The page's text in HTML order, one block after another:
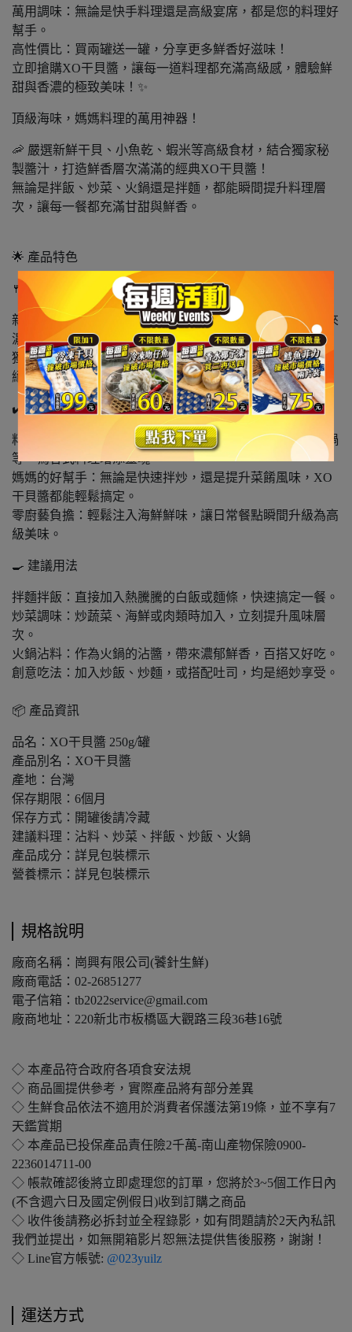
萬用調味：無論是快手料理還是高級宴席，都是您的料理好
幫手。
高性價比：買兩罐送一罐，分享更多鮮香好滋味！
立即搶購XO干貝醬，讓每一道料理都充滿高級感，體驗鮮
甜與香濃的極致美味！✨
頂級海味，媽媽料理的萬用神器！
🦐 嚴選新鮮干貝、小魚乾、蝦米等高級食材，結合獨家秘
製醬汁，打造鮮香層次滿滿的經典XO干貝醬！
無論是拌飯、炒菜、火鍋還是拌麵，都能瞬間提升料理層
次，讓每一餐都充滿甘甜與鮮香。
🌟 產品特色
🍴 頂級食材
新鮮海味：採用新鮮干貝、小魚乾、蝦米等上乘食材，帶來
濃郁的鮮甜滋味。
獨家秘製：XO醬經過細心調製，香氣濃郁，鮮香與甘甜的
絕佳平衡，讓味道更有深度與層次感。
✔️ 萬用料理
料理增味神器：開罐即食，可用於拌飯、拌麵、炒菜、火鍋
等，為各式料理增添靈魂。
媽媽的好幫手：無論是快速拌炒，還是提升菜餚風味，XO
干貝醬都能輕鬆搞定。
零廚藝負擔：輕鬆注入海鮮鮮味，讓日常餐點瞬間升級為高
級美味。
🍳 建議用法
拌麵拌飯：直接加入熱騰騰的白飯或麵條，快速搞定一餐。
炒菜調味：炒蔬菜、海鮮或肉類時加入，立刻提升風味層
次。
火鍋沾料：作為火鍋的沾醬，帶來濃郁鮮香，百搭又好吃。
創意吃法：加入炒飯、炒麵，或搭配吐司，均是絕妙享受。
📦 產品資訊
品名：XO干貝醬 250g/罐
產品別名：XO干貝醬
產地：台灣
保存期限：6個月
保存方式：開罐後請冷藏
建議料理：沾料、炒菜、拌飯、炒飯、火鍋
產品成分：詳見包裝標示
營養標示：詳見包裝標示
規格說明
廠商名稱：崗興有限公司(饕針生鮮)
廠商電話：02-26851277
電子信箱：tb2022service@gmail.com
廠商地址：220新北市板橋區大觀路三段36巷16號
◇ 本產品符合政府各項食安法規
◇ 商品圖提供參考，實際產品將有部分差異
◇ 生鮮食品依法不適用於消費者保護法第19條，並不享有7
天鑑賞期
◇ 本產品已投保產品責任險2千萬-南山產物保險0900-
2236014711-00
◇ 帳款確認後將立即處理您的訂單，您將於3~5個工作日內
(不含週六日及國定例假日)收到訂購之商品
◇ 收件後請務必拆封並全程錄影，如有問題請於2天內私訊
我們並提出，如無開箱影片恕無法提供售後服務，謝謝！
◇ Line官方帳號: @023yuilz
運送方式